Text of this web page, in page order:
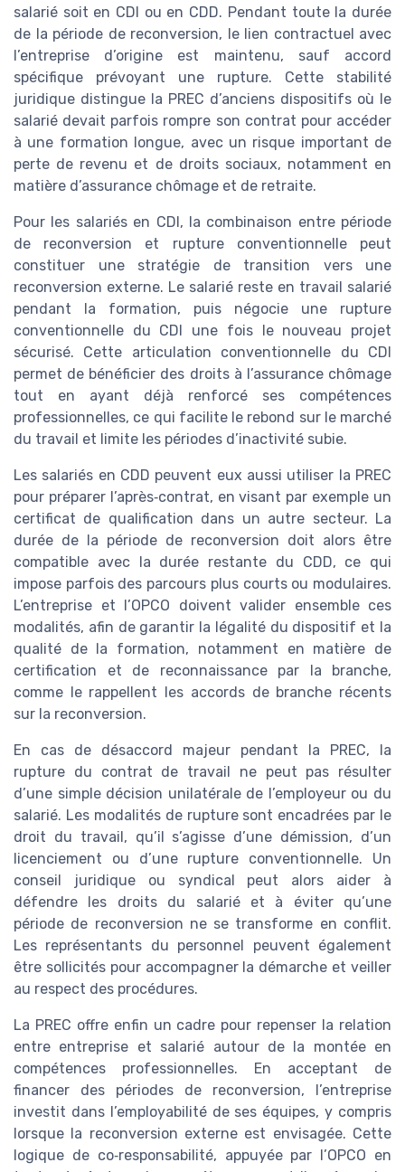
salarié soit en CDI ou en CDD. Pendant toute la durée
de la période de reconversion, le lien contractuel avec
l’entreprise d’origine est maintenu, sauf accord
spécifique prévoyant une rupture. Cette stabilité
juridique distingue la PREC d’anciens dispositifs où le
salarié devait parfois rompre son contrat pour accéder
à une formation longue, avec un risque important de
perte de revenu et de droits sociaux, notamment en
matière d’assurance chômage et de retraite.
Pour les salariés en CDI, la combinaison entre période
de reconversion et rupture conventionnelle peut
constituer une stratégie de transition vers une
reconversion externe. Le salarié reste en travail salarié
pendant la formation, puis négocie une rupture
conventionnelle du CDI une fois le nouveau projet
sécurisé. Cette articulation conventionnelle du CDI
permet de bénéficier des droits à l’assurance chômage
tout en ayant déjà renforcé ses compétences
professionnelles, ce qui facilite le rebond sur le marché
du travail et limite les périodes d’inactivité subie.
Les salariés en CDD peuvent eux aussi utiliser la PREC
pour préparer l’après‑contrat, en visant par exemple un
certificat de qualification dans un autre secteur. La
durée de la période de reconversion doit alors être
compatible avec la durée restante du CDD, ce qui
impose parfois des parcours plus courts ou modulaires.
L’entreprise et l’OPCO doivent valider ensemble ces
modalités, afin de garantir la légalité du dispositif et la
qualité de la formation, notamment en matière de
certification et de reconnaissance par la branche,
comme le rappellent les accords de branche récents
sur la reconversion.
En cas de désaccord majeur pendant la PREC, la
rupture du contrat de travail ne peut pas résulter
d’une simple décision unilatérale de l’employeur ou du
salarié. Les modalités de rupture sont encadrées par le
droit du travail, qu’il s’agisse d’une démission, d’un
licenciement ou d’une rupture conventionnelle. Un
conseil juridique ou syndical peut alors aider à
défendre les droits du salarié et à éviter qu’une
période de reconversion ne se transforme en conflit.
Les représentants du personnel peuvent également
être sollicités pour accompagner la démarche et veiller
au respect des procédures.
La PREC offre enfin un cadre pour repenser la relation
entre entreprise et salarié autour de la montée en
compétences professionnelles. En acceptant de
financer des périodes de reconversion, l’entreprise
investit dans l’employabilité de ses équipes, y compris
lorsque la reconversion externe est envisagée. Cette
logique de co‑responsabilité, appuyée par l’OPCO en